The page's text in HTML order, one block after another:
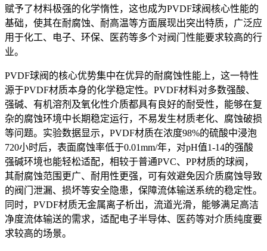
赋予了材料极强的化学惰性，这也成为PVDF球阀核心性能的
基础，使其在耐腐蚀、耐高温等方面展现出突出特质，广泛应
用于化工、电子、环保、医药等多个对阀门性能要求较高的行
业。
PVDF球阀的核心优势集中在优异的耐腐蚀性能上，这一特性
源于PVDF材质本身的化学稳定性。PVDF材料对多数强酸、
强碱、有机溶剂及氧化性介质都具有良好的耐受性，能够在复
杂的腐蚀环境中长期稳定运行，不易发生材质老化、腐蚀破损
等问题。实验数据显示，PVDF材质在浓度98%的硫酸中浸泡
720小时后，表面腐蚀率低于0.01mm/年，对pH值1-14的强酸
强碱环境也能轻松适配，相较于普通PVC、PP材质的球阀，
其耐腐蚀范围更广、耐用性更强，可有效避免因介质腐蚀导致
的阀门泄漏、损坏等安全隐患，保障流体输送系统的稳定性。
同时，PVDF材质无金属离子析出，流道光滑，能够满足高洁
净度流体输送的需求，适配电子半导体、医药等对介质纯度要
求较高的场景。